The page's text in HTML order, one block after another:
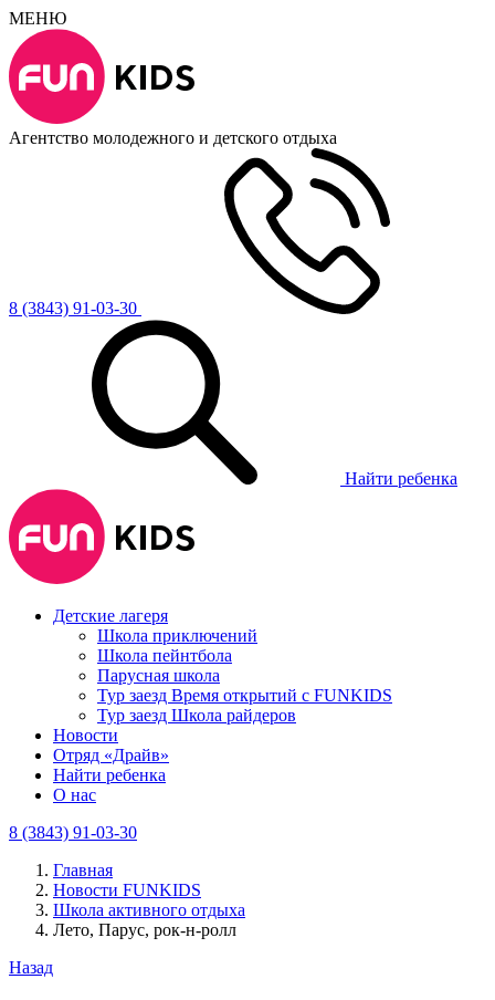
МЕНЮ
Агентство молодежного и детского отдыха
8 (3843) 91-03-30
Найти ребенка
Детские лагеря
Школа приключений
Школа пейнтбола
Парусная школа
Тур заезд Время открытий с FUNKIDS
Тур заезд Школа райдеров
Новости
Отряд «Драйв»
Найти ребенка
О нас
8 (3843) 91-03-30
Главная
Новости FUNKIDS
Школа активного отдыха
Лето, Парус, рок-н-ролл
Назад